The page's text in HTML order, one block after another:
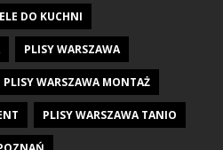
DO KUCHNI
PLISY WARSZAWA
PLISY WARSZAWA MONTAŻ
PLISY WARSZAWA TANIO